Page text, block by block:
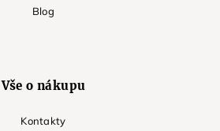
Blog
Vše o nákupu
Kontakty